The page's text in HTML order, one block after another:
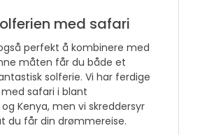
med safari
perfekt å kombinere med
måten får du både et
solferie. Vi har ferdige
safari i blant
Kenya, men vi skreddersyr
du får din drømmereise.